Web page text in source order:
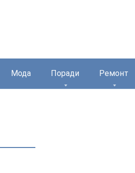
Мода Поради Ремонт